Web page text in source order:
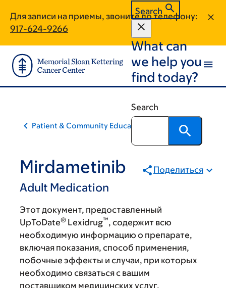
main
content
footer
Для записи на приемы, звоните по телефону:
917-624-9266
Search
What can
we help you
find today?
Search
Patient & Community Education
Mirdametinib
Adult Medication
Поделиться
Этот документ, предоставленный
UpToDate® Lexidrug™, содержит всю
необходимую информацию о препарате,
включая показания, способ применения,
побочные эффекты и случаи, при которых
необходимо связаться с вашим
поставщиком медицинских услуг.